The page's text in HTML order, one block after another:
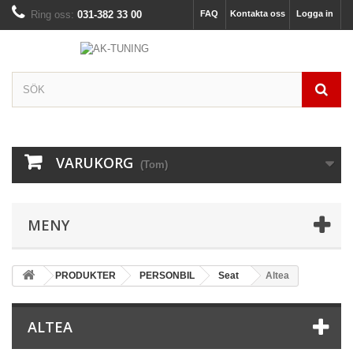
Logga in
Kontakta oss
FAQ
Ring oss: 031-382 33 00
VARUKORG (Tom)
MENY
PRODUKTER PERSONBIL Seat Altea
ALTEA